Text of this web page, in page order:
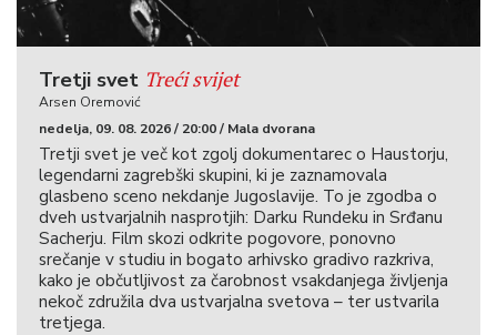
Tretji svet Treći svijet
Arsen Oremović
nedelja, 09. 08. 2026 / 20:00 / Mala dvorana
Tretji svet je več kot zgolj dokumentarec o Haustorju,
legendarni zagrebški skupini, ki je zaznamovala
glasbeno sceno nekdanje Jugoslavije. To je zgodba o
dveh ustvarjalnih nasprotjih: Darku Rundeku in Srđanu
Sacherju. Film skozi odkrite pogovore, ponovno
srečanje v studiu in bogato arhivsko gradivo razkriva,
kako je občutljivost za čarobnost vsakdanjega življenja
nekoč združila dva ustvarjalna svetova – ter ustvarila
tretjega.